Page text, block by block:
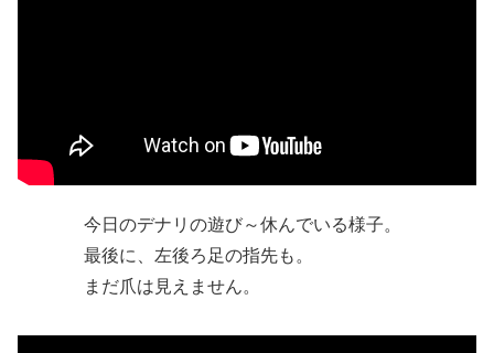
今日のデナリの遊び～休んでいる様子。
最後に、左後ろ足の指先も。
まだ爪は見えません。